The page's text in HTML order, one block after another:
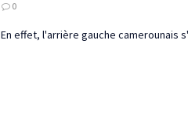
0
effet, l'arrière gauche